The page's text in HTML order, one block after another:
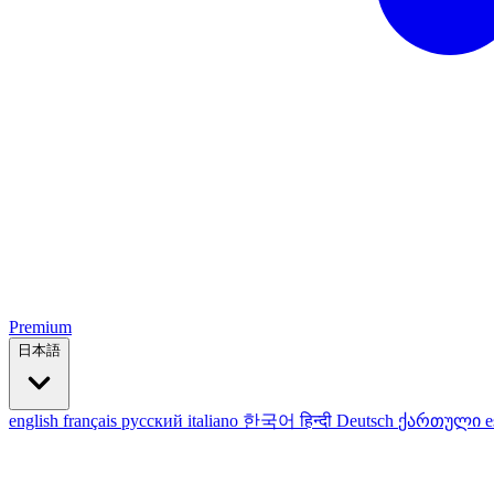
Premium
日本語
english français русский italiano 한국어हिन्दी Deutsch ქართული